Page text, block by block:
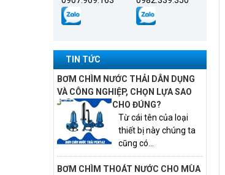
TIN TỨC
BƠM CHÌM NƯỚC THẢI DÂN DỤNG
VÀ CÔNG NGHIỆP, CHỌN LỰA SAO
CHO ĐÚNG?
Từ cái tên của loại
thiết bị này chúng ta
cũng có...
BƠM CHÌM THOÁT NƯỚC CHO MÙA